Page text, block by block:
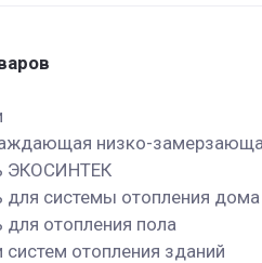
низко-
ЭКОСИНТЕК
для системы отопления дома
для отопления пола
систем отопления зданий